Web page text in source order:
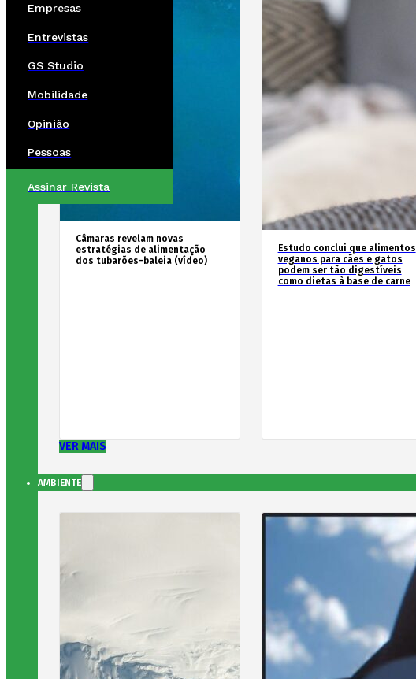
Empresas
Entrevistas
GS Studio
Mobilidade
Opinião
Pessoas
Assinar Revista
Câmaras revelam novas
estratégias de alimentação
dos tubarões-baleia (vídeo)
Estudo conclui que alimentos
veganos para cães e gatos
podem ser tão digestíveis
como dietas à base de carne
VER MAIS
AMBIENTE